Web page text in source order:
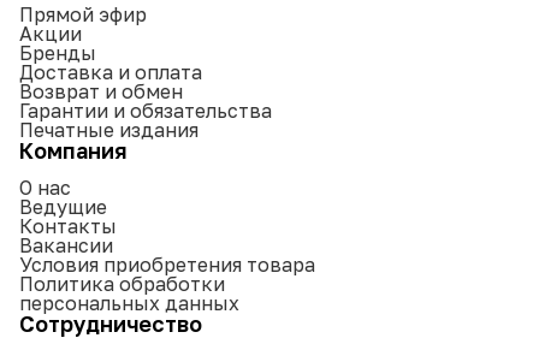
Прямой эфир
Акции
Бренды
Доставка и оплата
Возврат и обмен
Гарантии и обязательства
Печатные издания
Компания
О нас
Ведущие
Контакты
Вакансии
Условия приобретения товара
Политика обработки
персональных данных
Сотрудничество